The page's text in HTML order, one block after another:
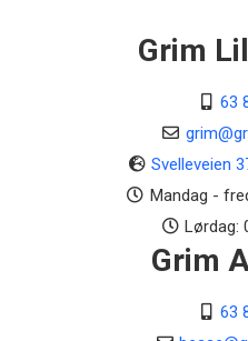
Grim
63
Svelleveien
Mandag -
Lørdag:
Grim
63